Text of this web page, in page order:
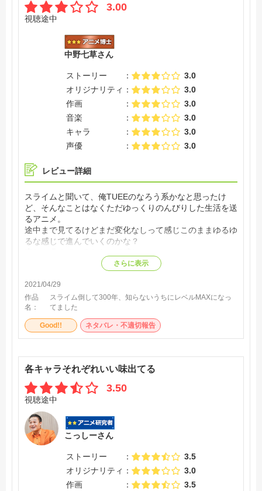
3.00
視聴途中
中野七草さん
ストーリー
3.0
オリジナリティ
3.0
作画
3.0
音楽
3.0
キャラ
3.0
声優
3.0
レビュー詳細
スライムと聞いて、俺TUEEのなろう系かなと思ったけ
ど、そんなことはなくただゆっくりのんびりした生活を送
るアニメ。
途中まで見てるけどまだ変化なしって感じこのままゆるゆ
るな感じで進んでいくのかな？
さらに表示
2021/04/29
作品
名：
スライム倒して300年、知らないうちにレベルMAXになっ
てました
Good!! ネタバレ・不適切報告
各キャラそれぞれいい味出てる
3.50
視聴途中
こっしーさん
ストーリー
3.5
オリジナリティ
3.0
作画
3.5